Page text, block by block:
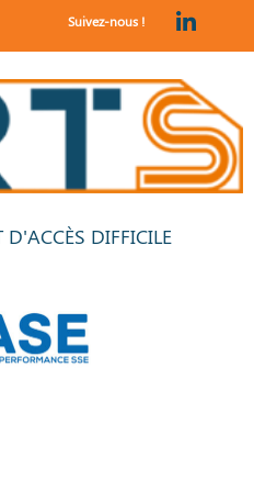
Suivez-nous !
DIFFICILE